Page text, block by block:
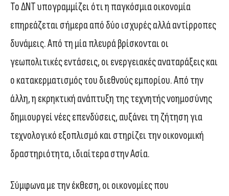
Το ΔΝΤ υπογραμμίζει ότι η παγκόσμια οικονομία
επηρεάζεται σήμερα από δύο ισχυρές αλλά αντίρροπες
δυνάμεις. Από τη μία πλευρά βρίσκονται οι
γεωπολιτικές εντάσεις, οι ενεργειακές αναταράξεις και
ο κατακερματισμός του διεθνούς εμπορίου. Από την
άλλη, η εκρηκτική ανάπτυξη της τεχνητής νοημοσύνης
δημιουργεί νέες επενδύσεις, αυξάνει τη ζήτηση για
τεχνολογικό εξοπλισμό και στηρίζει την οικονομική
δραστηριότητα, ιδιαίτερα στην Ασία.
Σύμφωνα με την έκθεση, οι οικονομίες που